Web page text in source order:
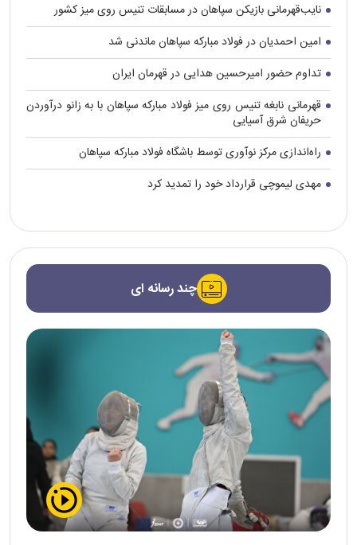
نایب‌قهرمانی بازیکن سپاهان در مسابقات تنیس روی میز کشور
امین احمدیان در فولاد مبارکه سپاهان ماندنی شد
تداوم حضور امیرحسین هدایی در قهرمان ایران
قهرمانی نابغه تنیس روی میز فولاد مبارکه سپاهان با به زانو درآوردن
حریفان شرق آسیایی
راه‌اندازی مرکز نوآوری توسط باشگاه فولاد مبارکه سپاهان
مهدی لیموچی قرارداد خود را تمدید کرد
چند رسانه ای